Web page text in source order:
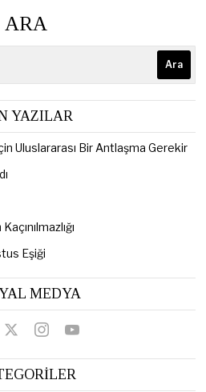
ARA
Ara
YAZILAR
Uluslararası Bir Antlaşma Gerekir
Eşiği
MEDYA